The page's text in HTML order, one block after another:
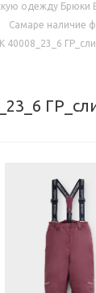
одежду Брюки
Самаре наличие
40008_23_6